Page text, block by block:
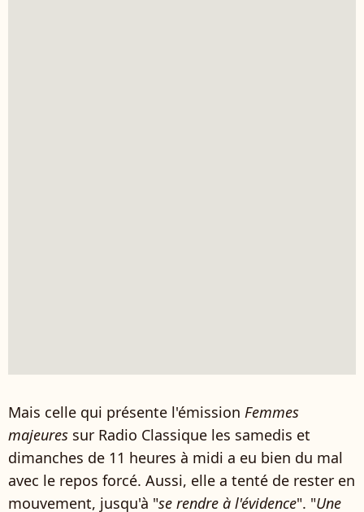
Mais celle qui présente l'émission Femmes
majeures sur Radio Classique les samedis et
dimanches de 11 heures à midi a eu bien du mal
avec le repos forcé. Aussi, elle a tenté de rester en
mouvement, jusqu'à "se rendre à l'évidence". "Une